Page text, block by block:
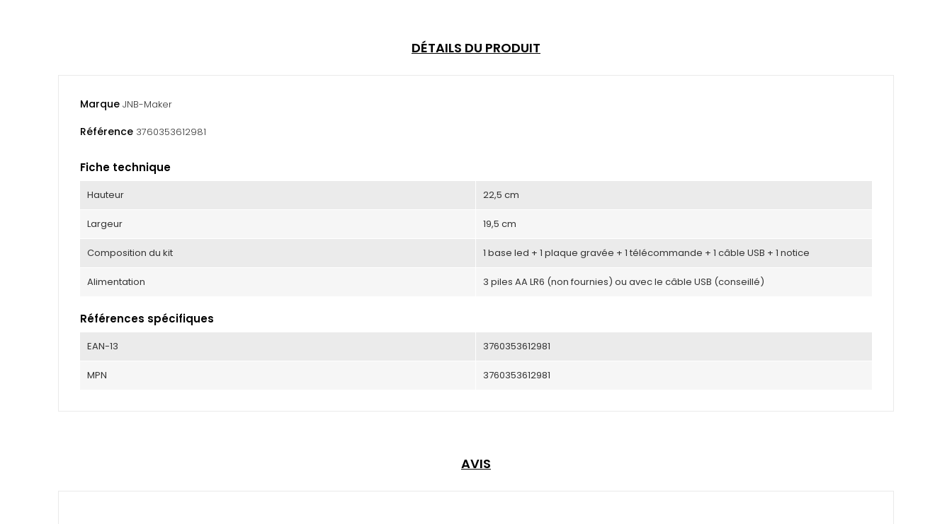
DÉTAILS DU PRODUIT
Marque JNB-Maker
Référence 3760353612981
Fiche technique
Hauteur 22,5 cm
Largeur 19,5 cm
Composition du kit 1 base led + 1 plaque gravée + 1 télécommande + 1 câble USB + 1 notice
Alimentation 3 piles AA LR6 (non fournies) ou avec le câble USB (conseillé)
Références spécifiques
EAN-13 3760353612981
MPN 3760353612981
AVIS